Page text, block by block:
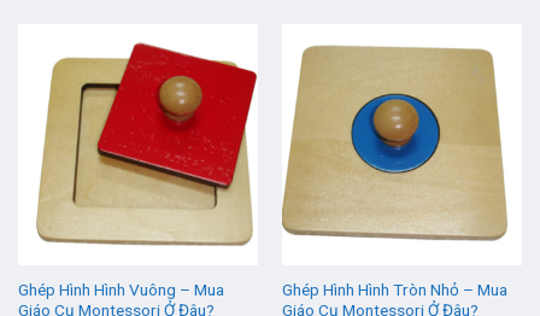
Ghép Hình Hình Vuông – Mua
Giáo Cụ Montessori Ở Đâu?
Ghép Hình Hình Tròn Nhỏ – Mua
Giáo Cụ Montessori Ở Đâu?